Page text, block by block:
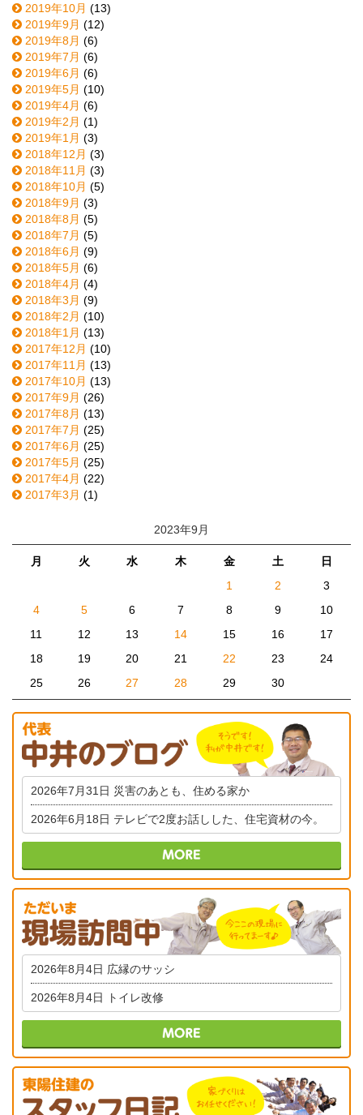
2019年10月 (13)
2019年9月 (12)
2019年8月 (6)
2019年7月 (6)
2019年6月 (6)
2019年5月 (10)
2019年4月 (6)
2019年2月 (1)
2019年1月 (3)
2018年12月 (3)
2018年11月 (3)
2018年10月 (5)
2018年9月 (3)
2018年8月 (5)
2018年7月 (5)
2018年6月 (9)
2018年5月 (6)
2018年4月 (4)
2018年3月 (9)
2018年2月 (10)
2018年1月 (13)
2017年12月 (10)
2017年11月 (13)
2017年10月 (13)
2017年9月 (26)
2017年8月 (13)
2017年7月 (25)
2017年6月 (25)
2017年5月 (25)
2017年4月 (22)
2017年3月 (1)
2023年9月
月 火 水 木 金 土
日
1
2
3
4
5 6 7 8 9
10
11
12 13 14 15 16
17
18
19 20 21 22 23
24
25
26 27 28 29 30
2026年7月31日 災害のあとも、住める家か
2026年6月18日 テレビで2度お話しした、住宅資材の今。
2026年8月4日 広縁のサッシ
2026年8月4日 トイレ改修